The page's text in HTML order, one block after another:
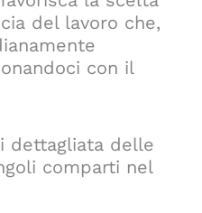
del lavoro che,
con il
dettagliata delle
comparti nel